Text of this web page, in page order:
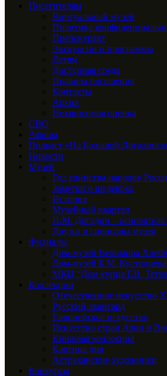
Посетителям
Виртуальный музей
Политика
Прейскурант
Экскурсии и программы
Детям
Доступная среда
Правила посещения
Контакты
Архив
Независимая оценка
СВО
Афиша
Подкаст «На Большой
Новости
Музей
Год единства народов
Заметки о шедеврах
История
Музейный квартал
П.М. Догадин – основатель
Друзья и спонсоры музея
Филиалы
Дом-музей Велимира
Дом-музей Б.М. Кустодиева
МКЦ “Дом купца Г.В.
Коллекции
Отечественное искусство
Русский авангард
Европейское искусство
Искусство стран Азии и
Книжная коллекция
Картина дня
Астраханские художники
Конкурсы